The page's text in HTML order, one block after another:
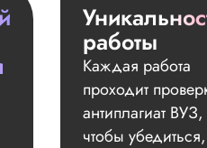
работы
Каждая работа
проходит
антиплагиат ВУЗ,
чтобы